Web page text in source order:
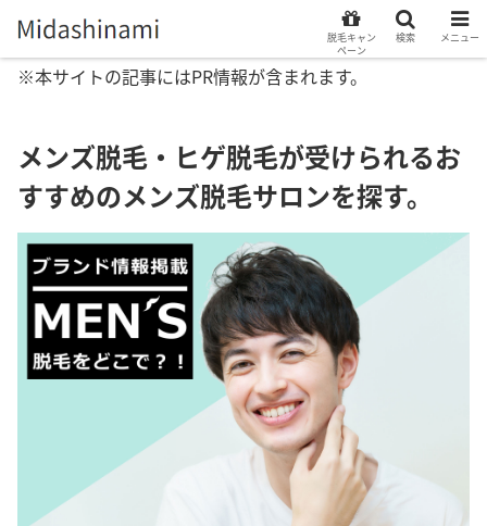
※本サイトの記事にはPR情報が含まれます。
メンズ脱毛・ヒゲ脱毛が受けられるお
すすめのメンズ脱毛サロンを探す。
脱毛キャン
ペーン
検索 メニュー